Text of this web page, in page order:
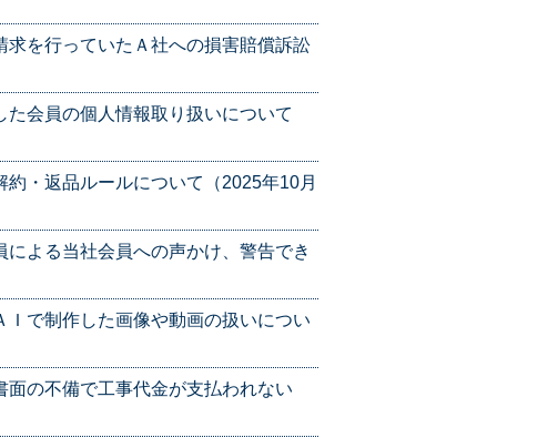
を行っていたＡ社への損害賠償訴訟
会員の個人情報取り扱いについて
・返品ルールについて（2025年10月
よる当社会員への声かけ、警告でき
で制作した画像や動画の扱いについ
の不備で工事代金が支払われない